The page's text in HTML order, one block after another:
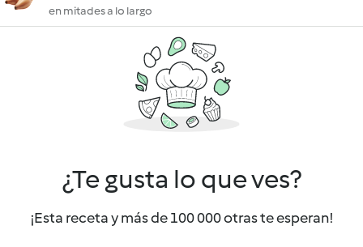
en mitades a lo largo
¿Te gusta lo que ves?
¡Esta receta y más de 100 000 otras te esperan!